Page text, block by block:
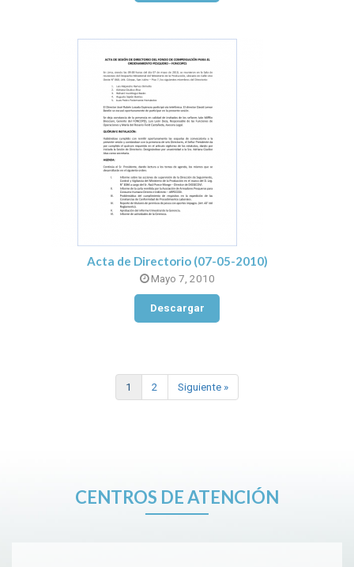
Acta de Directorio (07-05-2010)
Mayo 7, 2010
Descargar
1 2 Siguiente »
CENTROS DE ATENCIÓN